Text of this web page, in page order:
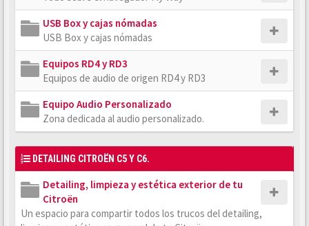
USB Box y cajas nómadas
USB Box y cajas nómadas
Equipos RD4 y RD3
Equipos de audio de origen RD4 y RD3
Equipo Audio Personalizado
Zona dedicada al audio personalizado.
DETAILING CITROËN C5 Y C6.
Detailing, limpieza y estética exterior de tu
Citroën
Un espacio para compartir todos los trucos del detailing,